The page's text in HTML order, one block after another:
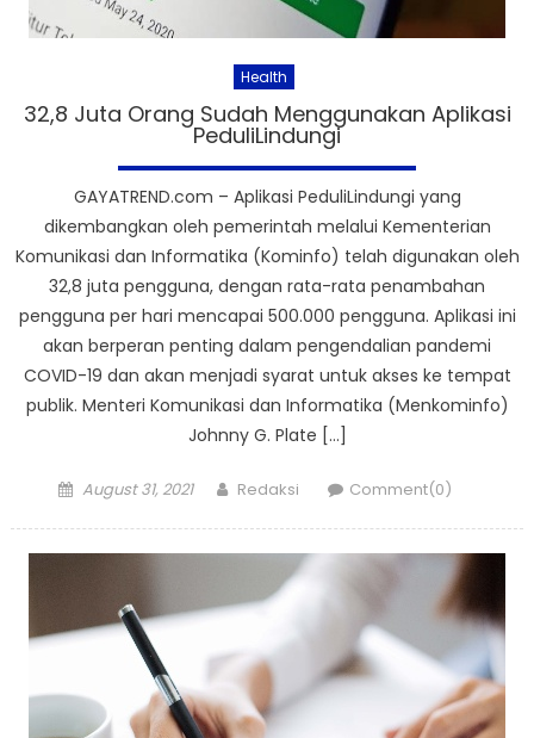
Health
32,8 Juta Orang Sudah Menggunakan Aplikasi
PeduliLindungi
GAYATREND.com – Aplikasi PeduliLindungi yang
dikembangkan oleh pemerintah melalui Kementerian
Komunikasi dan Informatika (Kominfo) telah digunakan oleh
32,8 juta pengguna, dengan rata-rata penambahan
pengguna per hari mencapai 500.000 pengguna. Aplikasi ini
akan berperan penting dalam pengendalian pandemi
COVID-19 dan akan menjadi syarat untuk akses ke tempat
publik. Menteri Komunikasi dan Informatika (Menkominfo)
Johnny G. Plate […]
Posted
August 31, 2021 Author
Redaksi Comment(0)